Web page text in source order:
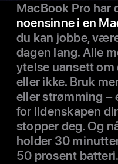
MacBook Pro har
noen­sinne i en
du kan jobbe,
dagen lang. Alle
ytelse uan­sett om
eller ikke. Bruk
eller strømming –
for lidenskapen
stopper deg. Og
holder 30
50 prosent